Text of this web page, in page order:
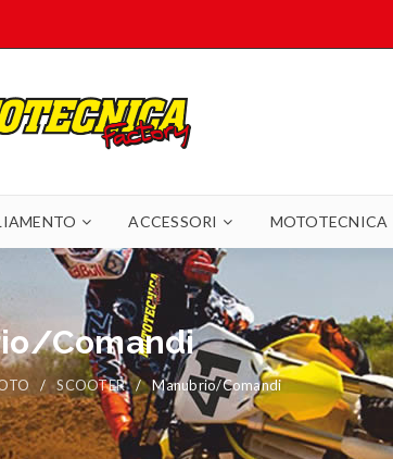
ACCESSORI MOTOTECNICA
Comandi
/ SCOOTER / Manubrio/Comandi